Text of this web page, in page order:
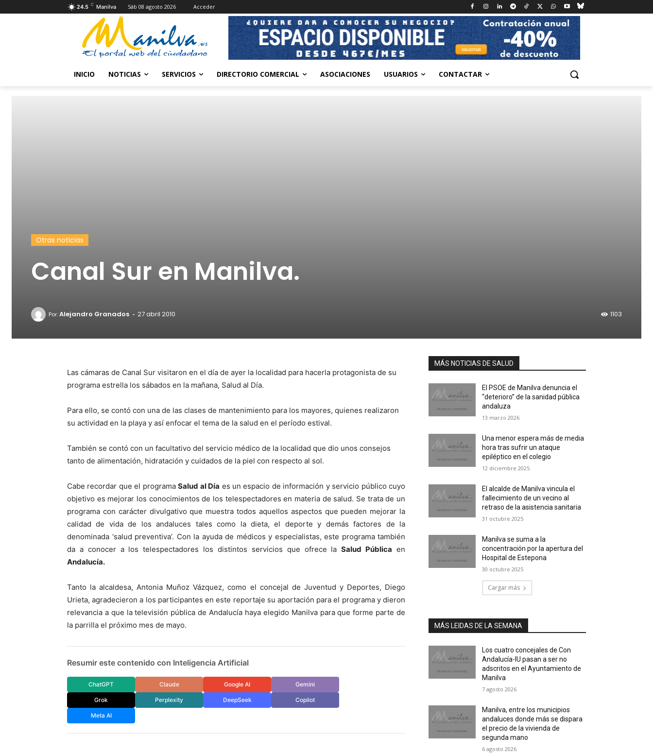
24.5 C Manilva Sáb 08 agosto 2026 Acceder
INICIO NOTICIAS SERVICIOS DIRECTORIO COMERCIAL ASOCIACIONES USUARIOS CONTACTAR
Otras noticias
Canal Sur en Manilva.
Por:Alejandro Granados - 27 abril 2010 1103
Las cámaras de Canal Sur visitaron en el día de ayer la localidad para hacerla protagonista de su
programa estrella los sábados en la mañana, Salud al Día.
Para ello, se contó con una de las clases de mantenimiento para los mayores, quienes realizaron
su actividad en la playa y así enfocar el tema de la salud en el período estival.
También se contó con un facultativo del servicio médico de la localidad que dio unos consejos
tanto de alimentación, hidratación y cuidados de la piel con respecto al sol.
Cabe recordar que el programaSalud al Día es un espacio de información y servicio público cuyo
objetivo es mejorar los conocimientos de los telespectadores en materia de salud. Se trata de un
programa con carácter divulgativo que muestra todos aquellos aspectos que pueden mejorar la
calidad de vida de los andaluces tales como la dieta, el deporte y demás factores de la
denominada ‘salud preventiva’. Con la ayuda de médicos y especialistas, este programa también
da a conocer a los telespectadores los distintos servicios que ofrece laSalud Pública en
Andalucía.
Tanto la alcaldesa, Antonia Muñoz Vázquez, como el concejal de Juventud y Deportes, Diego
Urieta, agradecieron a los participantes en este reportaje su aportación para el programa y dieron
relevancia a que la televisión pública de Andalucía haya elegido Manilva para que forme parte de
la parrilla el próximo mes de mayo.
Resumir este contenido con Inteligencia Artificial
ChatGPT Claude Google AI Gemini
Grok Perplexity DeepSeek Copilot
Meta AI
MÁS NOTICIAS DE SALUD
El PSOE de Manilva denuncia el
“deterioro” de la sanidad pública
andaluza
13 marzo 2026
Una menor espera más de media
hora tras sufrir un ataque
epiléptico en el colegio
12 diciembre 2025
El alcalde de Manilva vincula el
fallecimiento de un vecino al
retraso de la asistencia sanitaria
31 octubre 2025
Manilva se suma a la
concentración por la apertura del
Hospital de Estepona
30 octubre 2025
Cargar más
MÁS LEIDAS DE LA SEMANA
Los cuatro concejales de Con
Andalucía-IU pasan a ser no
adscritos en el Ayuntamiento de
Manilva
7 agosto 2026
Manilva, entre los municipios
andaluces donde más se dispara
el precio de la vivienda de
segunda mano
6 agosto 2026